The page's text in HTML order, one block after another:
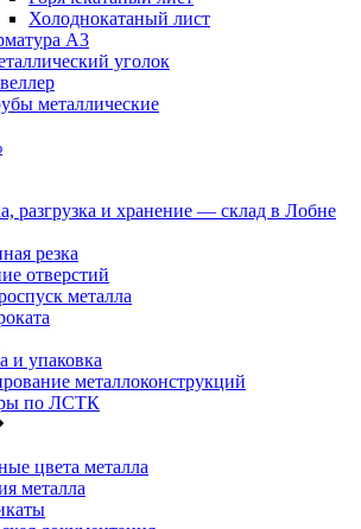
Холоднокатаный лист
А3
уголок
металлические
разгрузка и хранение — склад в Лобне
резка
отверстий
металла
и упаковка
металлоконструкций
по ЛСТК
цвета металла
металла